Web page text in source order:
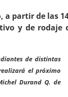
a partir de las
y de rodaje
de distintas
el próximo
Durand Q. de